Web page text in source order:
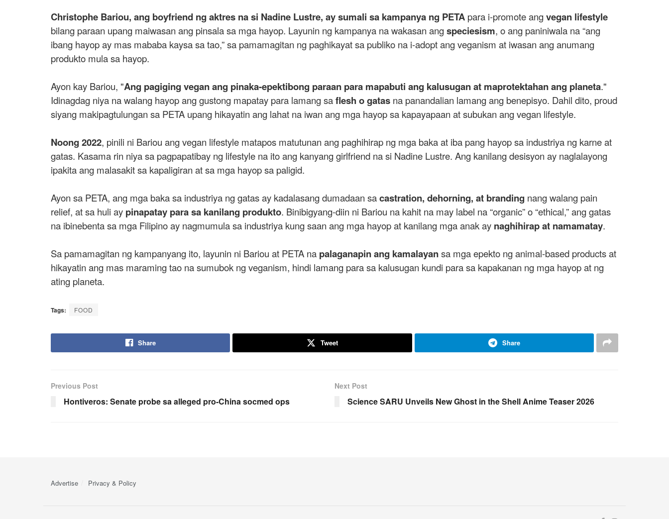
Christophe Bariou, ang boyfriend ng aktres na si Nadine Lustre, ay sumali sa kampanya ng PETA para i-promote angvegan lifestyle
bilang paraan upang maiwasan ang pinsala sa mga hayop. Layunin ng kampanya na wakasan angspeciesism, o ang paniniwala na “ang
ibang hayop ay mas mababa kaysa sa tao,” sa pamamagitan ng paghikayat sa publiko na i-adopt ang veganism at iwasan ang anumang
produkto mula sa hayop.
Ayon kay Bariou, "Ang pagiging vegan ang pinaka-epektibong paraan para mapabuti ang kalusugan at maprotektahan ang planeta."
Idinagdag niya na walang hayop ang gustong mapatay para lamang saflesh o gatas na panandalian lamang ang benepisyo. Dahil dito, proud
siyang makipagtulungan sa PETA upang hikayatin ang lahat na iwan ang mga hayop sa kapayapaan at subukan ang vegan lifestyle.
Noong 2022, pinili ni Bariou ang vegan lifestyle matapos matutunan ang paghihirap ng mga baka at iba pang hayop sa industriya ng karne at
gatas. Kasama rin niya sa pagpapatibay ng lifestyle na ito ang kanyang girlfriend na si Nadine Lustre. Ang kanilang desisyon ay naglalayong
ipakita ang malasakit sa kapaligiran at sa mga hayop sa paligid.
Ayon sa PETA, ang mga baka sa industriya ng gatas ay kadalasang dumadaan sacastration, dehorning, at branding nang walang pain
relief, at sa huli ay pinapatay para sa kanilang produkto. Binibigyang-diin ni Bariou na kahit na may label na “organic” o “ethical,” ang gatas
na ibinebenta sa mga Filipino ay nagmumula sa industriya kung saan ang mga hayop at kanilang mga anak ay naghihirap at namamatay.
Sa pamamagitan ng kampanyang ito, layunin ni Bariou at PETA na palaganapin ang kamalayansa mga epekto ng animal-based products at
hikayatin ang mas maraming tao na sumubok ng veganism, hindi lamang para sa kalusugan kundi para sa kapakanan ng mga hayop at ng
ating planeta.
Tags: FOOD
Share Tweet Share
Previous Post
Hontiveros: Senate probe sa alleged pro-China socmed ops
Next Post
Science SARU Unveils New Ghost in the Shell Anime Teaser 2026
Advertise Privacy & Policy